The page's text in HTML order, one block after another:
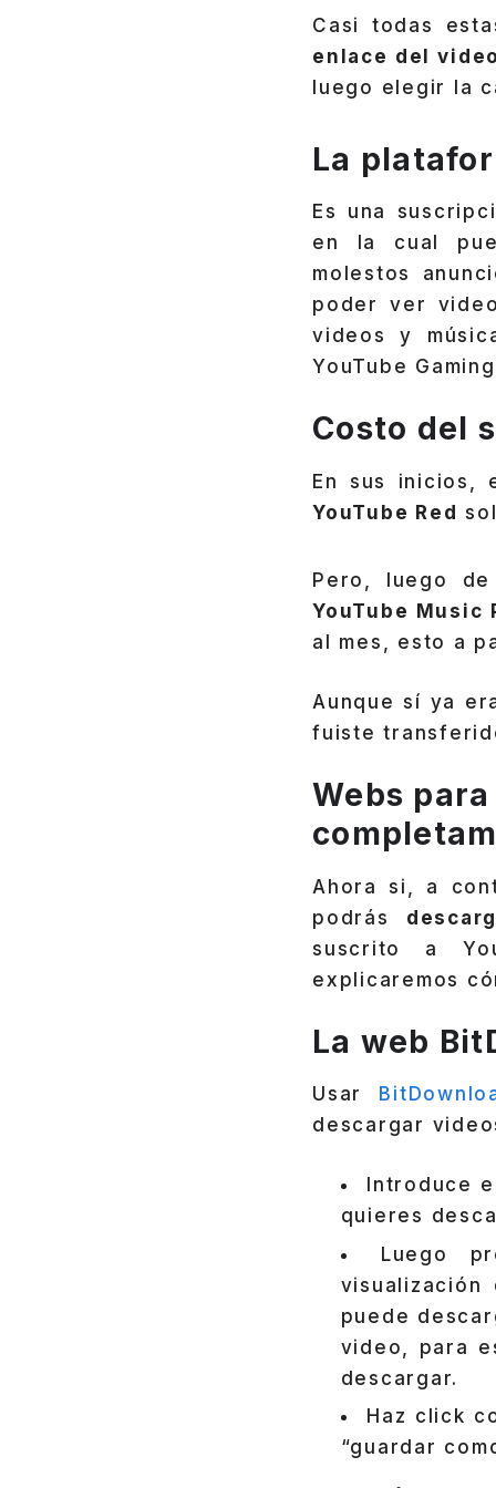
Casi todas
enlace del
luego elegir la
La
Es una
en la cual
molestos
poder ver
videos y
YouTube
Costo del
En sus inicios,
YouTube Red
Pero, luego
YouTube Music
al mes, esto a
Aunque sí ya
fuiste
Webs
Ahora si, a
podrás
suscrito a
explicaremos
La web
Usar
descargar
Introduce
quieres
Luego
puede
video, para
descargar.
Haz click
“guardar